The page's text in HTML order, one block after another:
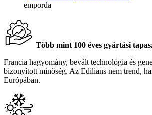
emporda
Több mint 100 éves gyártási
Francia hagyomány, bevált technológia és
bizonyított minőség. Az Edilians nem trend,
Európában.